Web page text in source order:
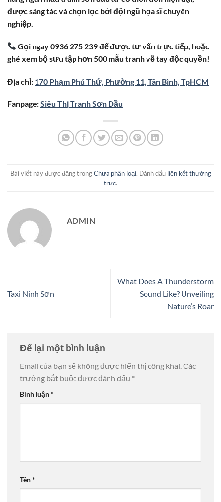
được sáng tác và chọn lọc bởi đội ngũ họa sĩ chuyên
nghiệp.
Gọi ngay 0936 275 239 để được tư vấn trực tiếp, hoặc
ghé xem bộ sưu tập hơn 500 mẫu tranh vẽ tay độc quyền!
Địa chỉ: 170 Phạm Phú Thứ, Phường 11, Tân Bình, TpHCM
Fanpage:Siêu Thị Tranh Sơn Dầu
Bài viết này được đăng trongChưa phân loại. Đánh dấu liên kết thường
trực.
ADMIN
Taxi Ninh Sơn
What Does A Thunderstorm
Sound Like? Unveiling
Nature’s Roar
Để lại một bình luận
Email của bạn sẽ không được hiển thị công khai.Các
trường bắt buộc được đánh dấu *
Bình luận*
Tên*